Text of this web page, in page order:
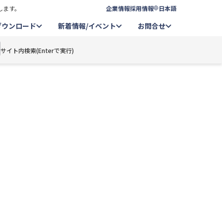
す。 企業情報採用情報 日本語
ウンロード 新着情報/イベント お問合せ
サイト内検索(Enterで実行)